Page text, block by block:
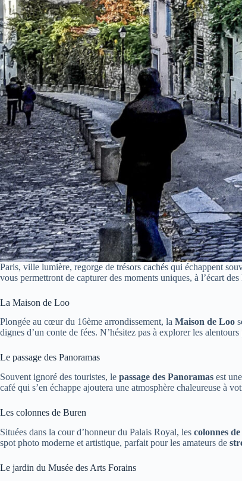
Paris, ville lumière, regorge de trésors cachés qui échappent
vous permettront de capturer des moments uniques, à l’écart
La Maison de Loo
Plongée au cœur du 16ème arrondissement, la Maison de Loo
dignes d’un conte de fées. N’hésitez pas à explorer les
Le passage des Panoramas
Souvent ignoré des touristes, le passage des Panoramas est
café qui s’en échappe ajoutera une atmosphère chaleureuse à
Les colonnes de Buren
Situées dans la cour d’honneur du Palais Royal, les colonnes
spot photo moderne et artistique, parfait pour les amateurs de
Le jardin du Musée des Arts Forains